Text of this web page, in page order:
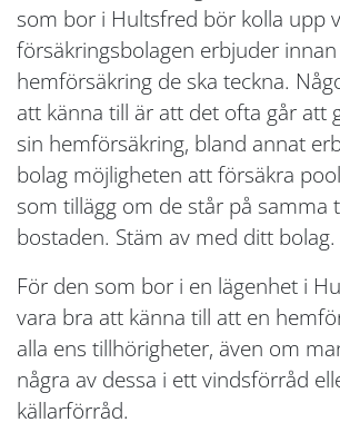
som bor i Hultsfred bör kolla upp
försäkringsbolagen erbjuder
hemförsäkring de ska teckna.
att känna till är att det ofta går att
sin hemförsäkring, bland annat
bolag möjligheten att försäkra
som tillägg om de står på samma
bostaden. Stäm av med ditt bolag.
För den som bor i en lägenhet i
vara bra att känna till att en
alla ens tillhörigheter, även om
några av dessa i ett vindsförråd
källarförråd.